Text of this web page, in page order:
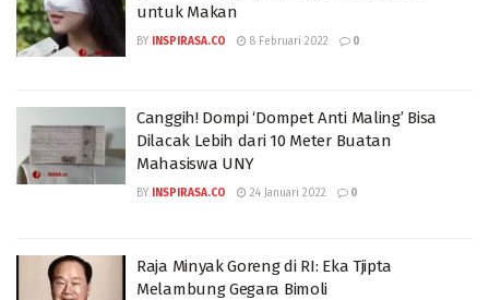
untuk Makan
BY INSPIRASA.CO 8 Februari 2022 0
Canggih! Dompi ‘Dompet Anti Maling’ Bisa
Dilacak Lebih dari 10 Meter Buatan
Mahasiswa UNY
BY INSPIRASA.CO 24 Januari 2022 0
Raja Minyak Goreng di RI: Eka Tjipta
Melambung Gegara Bimoli